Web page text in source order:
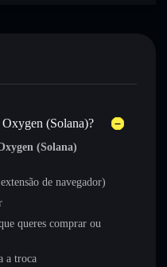
(Solana)?
(Solana)
de navegador)
queres comprar ou
a troca